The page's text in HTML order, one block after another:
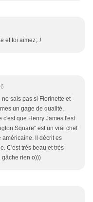
et toi aimez;..!
sais pas si Florinette et
un gage de qualité,
c'est que Henry James l'est
Square" est un vrai chef
américaine. Il décrit es
C'est très beau et très
gâche rien o)))